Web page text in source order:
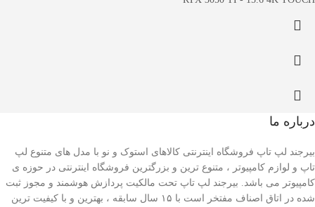
درباره ما
بیرجند لپ تاپ فروشگاه اینترنتی کالاهای استوک و نو با مدل های متنوع لپ
تاپ و لوازم کامپیوتر ، متنوع ترین و بزرگترین فروشگاه اینترنتی در حوزه ی
کامپیوتر می باشد. بیرجند لپ تاپ تحت مالکیت پردازش هوشمند و مجوز ثبت
شده در اتاق اصناف مفتخر است با ۱۵ سال سابقه ، بهترین و با کیفیت ترین